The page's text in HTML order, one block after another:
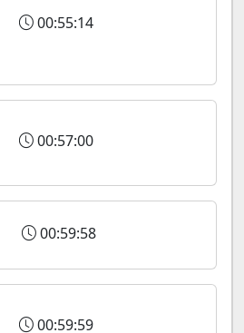
00:55:14
00:57:00
00:59:58
00:59:59